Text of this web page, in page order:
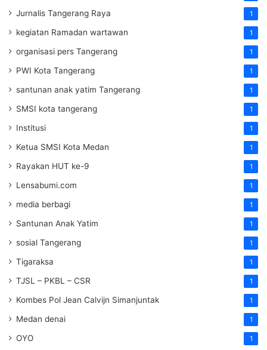
Jurnalis Tangerang Raya 1
kegiatan Ramadan wartawan 1
organisasi pers Tangerang 1
PWI Kota Tangerang 1
santunan anak yatim Tangerang 1
SMSI kota tangerang 1
Institusi 1
Ketua SMSI Kota Medan 1
Rayakan HUT ke-9 1
Lensabumi.com 1
media berbagi 1
Santunan Anak Yatim 1
sosial Tangerang 1
Tigaraksa 1
TJSL – PKBL – CSR 1
Kombes Pol Jean Calvijn Simanjuntak 1
Medan denai 1
OYO 1